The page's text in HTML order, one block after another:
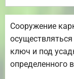
Сооружение
ключ и под
определенного